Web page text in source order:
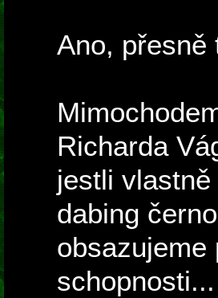
Ano, přesně
Richarda
jestli
dabing
obsazujeme